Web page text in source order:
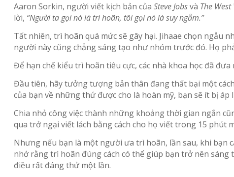
Aaron Sorkin, người viết kịch bản của Steve Jobsvà The West
lời, “Người ta gọi nó là trì hoãn, tôi gọi nó là suy ngẫm.”
Tất nhiên, trì hoãn quá mức sẽ gây hại. Jihaae chọn ngẫu
người này cũng chẳng sáng tạo như nhóm trước đó. Họ
Để hạn chế kiểu trì hoãn tiêu cực, các nhà khoa học đã đưa
Đầu tiên, hãy tưởng tượng bản thân đang thất bại một
của bạn về những thứ được cho là hoàn mỹ, bạn sẽ ít bị
Chia nhỏ công việc thành những khoảng thời gian ngắn
qua trở ngại viết lách bằng cách cho họ viết trong 15 phút
Nhưng nếu bạn là một người ưa trì hoãn, lần sau, khi bạn
nhớ rằng trì hoãn đúng cách có thể giúp bạn trở nên
điều rất đáng thử một lần.